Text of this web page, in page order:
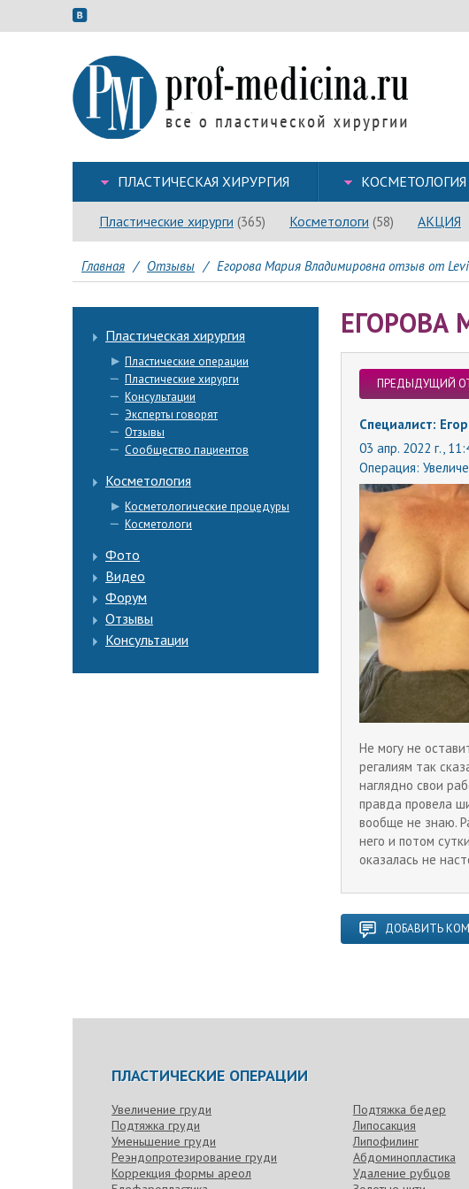
ПЛАСТИЧЕСКАЯ ХИРУРГИЯ КОСМЕТОЛОГИЯ
Пластические хирурги (365) Косметологи (58) АКЦИЯ
Главная / Отзывы / Егорова Мария Владимировна отзыв от
Пластическая хирургия
Пластические операции
Пластические хирурги
Консультации
Эксперты говорят
Отзывы
Сообщество пациентов
Косметология
Косметологические процедуры
Косметологи
Фото
Видео
Форум
Отзывы
Консультации
ЕГОРОВА
ПРЕДЫДУЩИЙ
Специалист:
03 апр. 2022 г.,
Операция:
Не могу не
регалиям так
наглядно свои
правда провела
вообще не знаю.
него и потом
оказалась не
ДОБАВИТЬ
ПЛАСТИЧЕСКИЕ ОПЕРАЦИИ
Увеличение груди
Подтяжка груди
Уменьшение груди
Реэндопротезирование груди
Коррекция формы ареол
Подтяжка бедер
Липосакция
Липофилинг
Абдоминопластика
Удаление рубцов